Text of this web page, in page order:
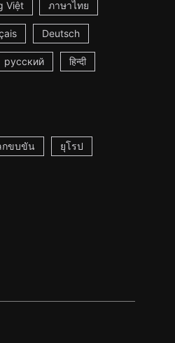
Việt ภาษาไทย
Deutsch
русский हिन्दी
กขบขัน ยุโรป